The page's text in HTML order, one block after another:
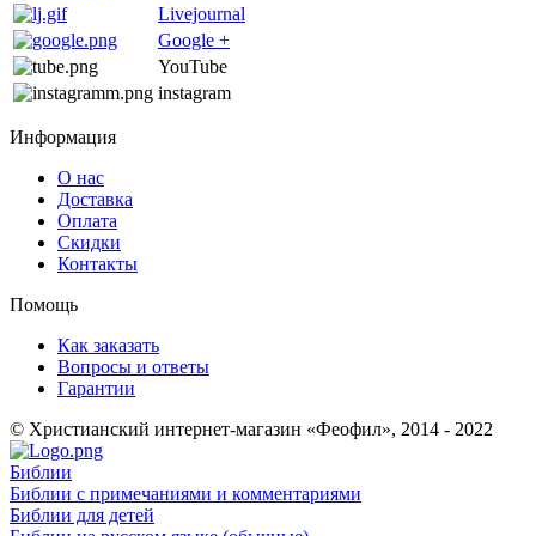
Livejournal
Google +
YouTube
instagram
Информация
О нас
Доставка
Оплата
Скидки
Контакты
Помощь
Как заказать
Вопросы и ответы
Гарантии
© Христианский интернет-магазин «Феофил», 2014 - 2022
Библии
Библии с примечаниями и комментариями
Библии для детей